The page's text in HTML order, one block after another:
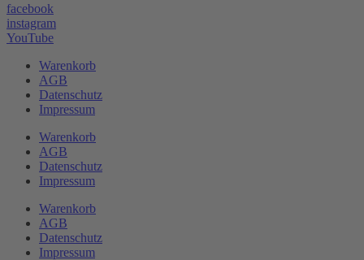
facebook
instagram
YouTube
Warenkorb
AGB
Datenschutz
Impressum
Warenkorb
AGB
Datenschutz
Impressum
Warenkorb
AGB
Datenschutz
Impressum